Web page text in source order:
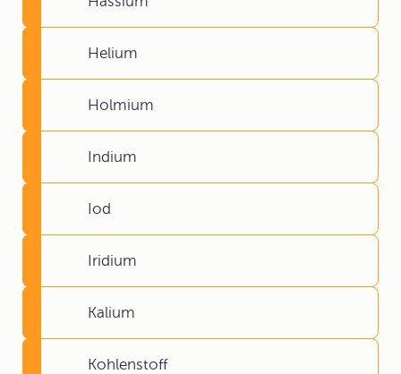
Helium
Holmium
Indium
Iod
Iridium
Kalium
Kohlenstoff